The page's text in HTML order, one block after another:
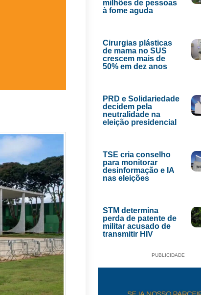
milhões de pessoas
à fome aguda
Cirurgias plásticas
de mama no SUS
crescem mais de
50% em dez anos
PRD e Solidariedade
decidem pela
neutralidade na
eleição presidencial
TSE cria conselho
para monitorar
desinformação e IA
nas eleições
STM determina
perda de patente de
militar acusado de
transmitir HIV
PUBLICIDADE